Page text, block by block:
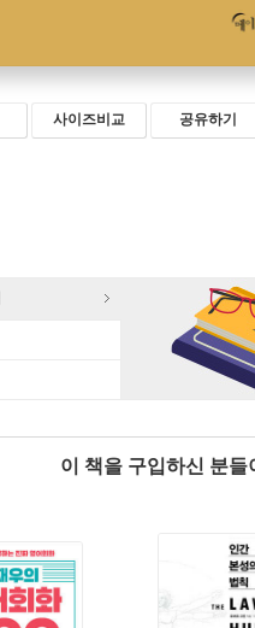
사이즈비교 공유하기
이 책을 구입하신 분